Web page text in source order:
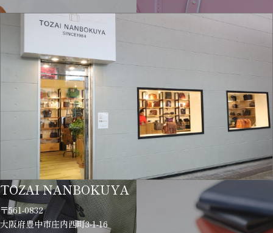
TOZAI NANBOKUYA
〒561-0832
大阪府豊中市庄内西町3-1-16